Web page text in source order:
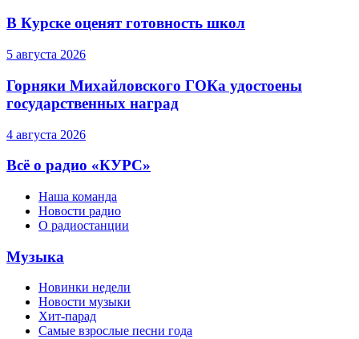
В Курске оценят готовность школ
5 августа 2026
Горняки Михайловского ГОКа удостоены
государственных наград
4 августа 2026
Всё о радио «КУРС»
Наша команда
Новости радио
О радиостанции
Музыка
Новинки недели
Новости музыки
Хит-парад
Самые взрослые песни года